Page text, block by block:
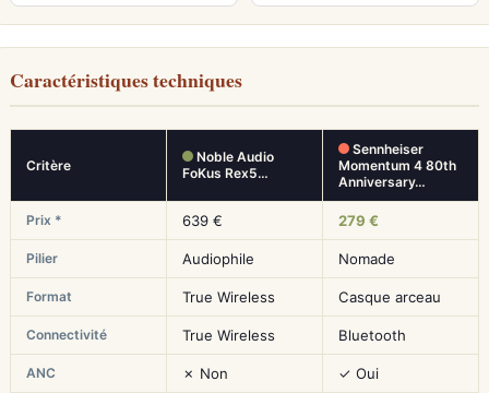
Caractéristiques techniques
Critère
Noble Audio
FoKus Rex5…
Sennheiser
Momentum 4 80th
Anniversary…
Prix * 639 € 279 €
Pilier Audiophile Nomade
Format True Wireless Casque arceau
Connectivité True Wireless Bluetooth
ANC ✗ Non ✓ Oui